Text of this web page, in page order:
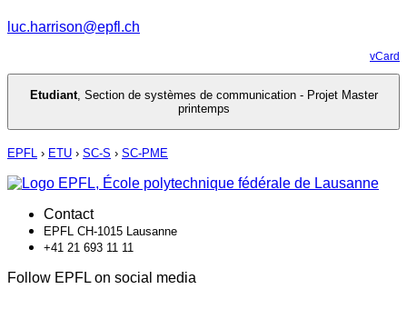
luc.harrison@epfl.ch
vCard
Etudiant, Section de systèmes de communication - Projet Master
printemps
EPFL › ETU › SC-S › SC-PME
Contact
EPFL CH-1015 Lausanne
+41 21 693 11 11
Follow EPFL on social media